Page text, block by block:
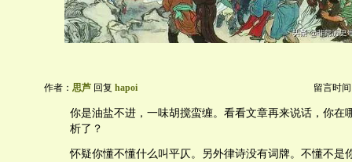
作者： 思芦 回复 hapoi 留言时间
你是油盐不进，一味胡搅蛮缠。看看文章再来说话，你在
析了？
怀疑你懂不懂什么叫平仄。另外律诗没有词牌。不懂不是